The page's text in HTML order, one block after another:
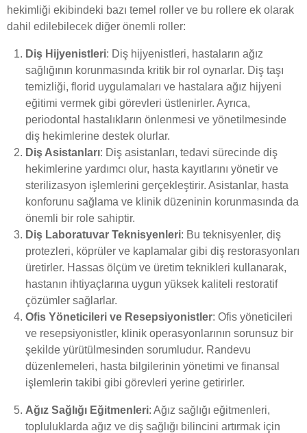
hekimliği ekibindeki bazı temel roller ve bu rollere ek olarak
dahil edilebilecek diğer önemli roller:
Diş Hijyenistleri: Diş hijyenistleri, hastaların ağız
sağlığının korunmasında kritik bir rol oynarlar. Diş taşı
temizliği, florid uygulamaları ve hastalara ağız hijyeni
eğitimi vermek gibi görevleri üstlenirler. Ayrıca,
periodontal hastalıkların önlenmesi ve yönetilmesinde
diş hekimlerine destek olurlar.
Diş Asistanları: Diş asistanları, tedavi sürecinde diş
hekimlerine yardımcı olur, hasta kayıtlarını yönetir ve
sterilizasyon işlemlerini gerçekleştirir. Asistanlar, hasta
konforunu sağlama ve klinik düzeninin korunmasında da
önemli bir role sahiptir.
Diş Laboratuvar Teknisyenleri: Bu teknisyenler, diş
protezleri, köprüler ve kaplamalar gibi diş restorasyonları
üretirler. Hassas ölçüm ve üretim teknikleri kullanarak,
hastanın ihtiyaçlarına uygun yüksek kaliteli restoratif
çözümler sağlarlar.
Ofis Yöneticileri ve Resepsiyonistler: Ofis yöneticileri
ve resepsiyonistler, klinik operasyonlarının sorunsuz bir
şekilde yürütülmesinden sorumludur. Randevu
düzenlemeleri, hasta bilgilerinin yönetimi ve finansal
işlemlerin takibi gibi görevleri yerine getirirler.
Ağız Sağlığı Eğitmenleri: Ağız sağlığı eğitmenleri,
topluluklarda ağız ve diş sağlığı bilincini artırmak için